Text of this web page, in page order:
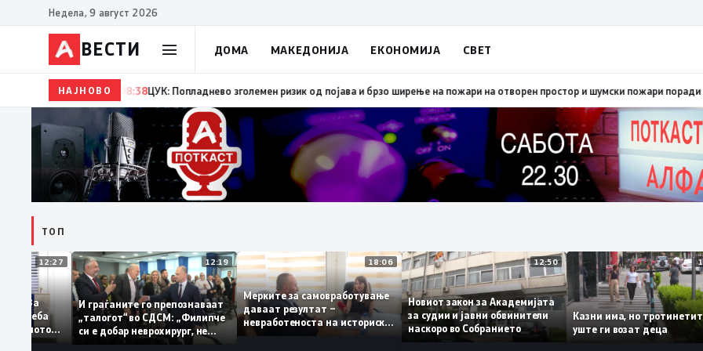
Недела, 9 август 2026
ВЕСТИ ДОМА МАКЕДОНИЈА ЕКОНОМИЈА СВЕТ
НАЈНОВО
08:38ЦУК: Попладнево зголемен ризик од појава и брзо ширење на пожари на отворен простор и шумски пожари поради многу
ТОП
12:27
За
треба
домашното
12:19
И граѓаните го препознаваат
„талогот“ во СДСМ: „Филипче
си е добар неврохирург, не
треба се занимава со
18:06
Мерките за самовработување
даваат резултат –
невработеноста на историски
најниско ниво од 11,3%
12:50
Новиот закон за Академијата
за судии и јавни обвинители
наскоро во Собранието
Казни има, но
уште ги возат деца